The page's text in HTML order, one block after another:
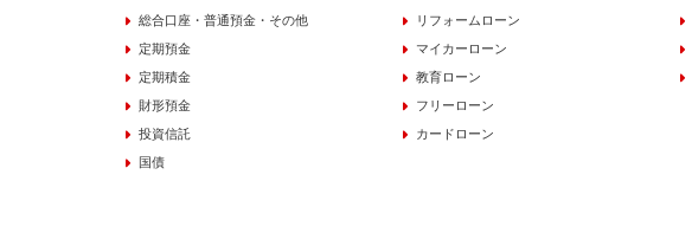
総合口座・普通預金・その他
定期預金
定期積金
財形預金
投資信託
国債
リフォームローン
マイカーローン
教育ローン
フリーローン
カードローン